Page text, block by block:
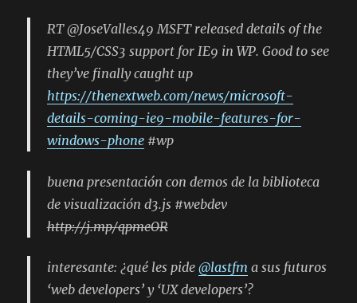
RT @JoseValles49 MSFT released details of the
HTML5/CSS3 support for IE9 in WP. Good to see
they’ve finally caught up
https://thenextweb.com/news/microsoft-
details-coming-ie9-mobile-features-for-
windows-phone#wp
buena presentación con demos de la biblioteca
de visualización d3.js #webdev
http://j.mp/qpmeOR
interesante: ¿qué les pide @lastfm a sus futuros
‘web developers’ y ‘UX developers’?